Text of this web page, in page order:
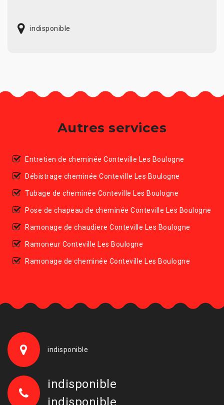
indisponible
Autres services
Entretien de cheminée Conteville Les Boulogne
Débistrage cheminée Conteville Les Boulogne
Tubage de cheminée Conteville Les Boulogne
Pose de chapeau de cheminée Conteville Les Boulogne
Ramonage de chaudiere Conteville Les Boulogne
Ramoneur Conteville Les Boulogne
Ramonage de cheminée Conteville Les Boulogne
indisponible
indisponible
indisponible